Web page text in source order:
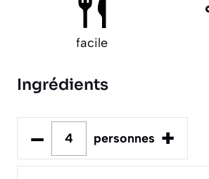
facile
Ingrédients
– personnes +